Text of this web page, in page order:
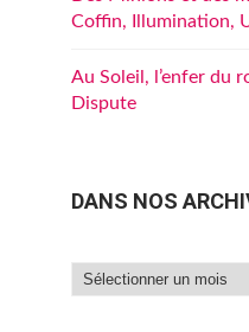
Coffin, Illumination,
Au Soleil, l’enfer du
Dispute
DANS NOS
Dans